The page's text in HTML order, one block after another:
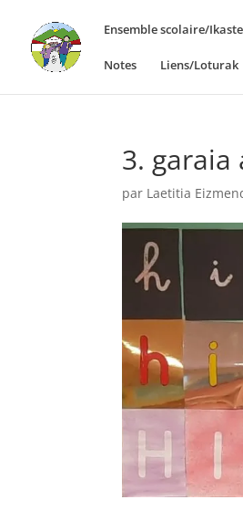
Ensemble scolaire/
Notes Liens/Loturak
3.
par Laetitia